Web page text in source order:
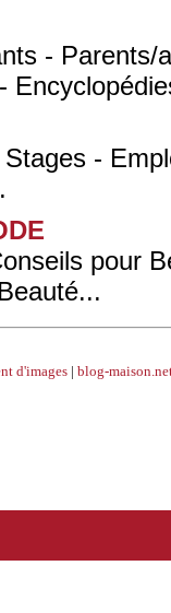
- Parents/
-
pour
d'images |blog-